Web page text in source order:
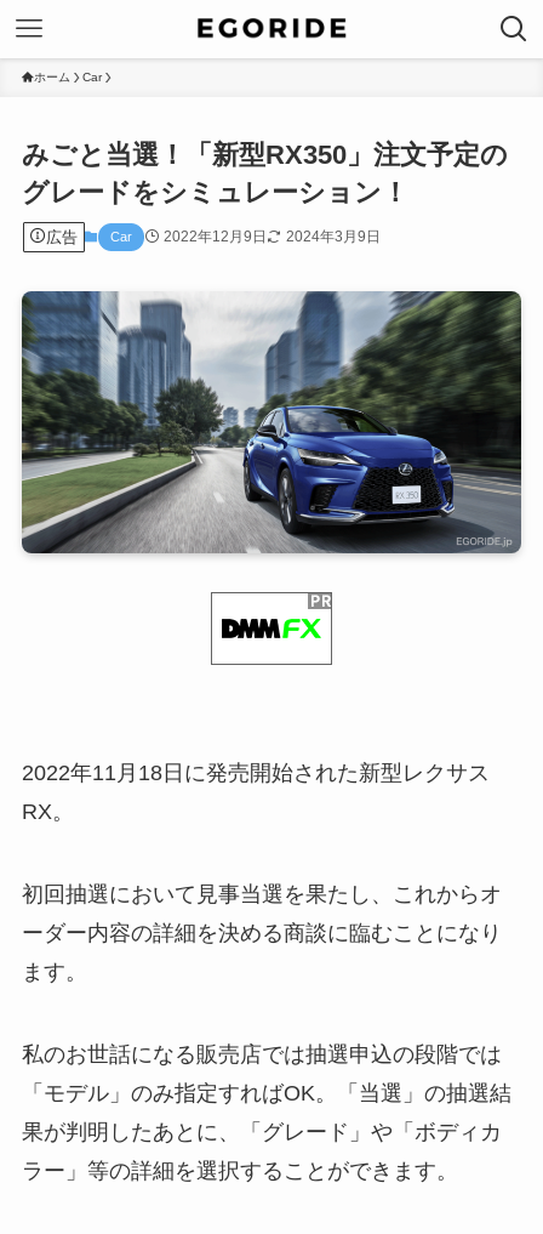
ホーム Car
みごと当選！「新型RX350」注文予定の
グレードをシミュレーション！
広告 Car 2022年12月9日 2024年3月9日
2022年11月18日に発売開始された新型レクサス
RX。
初回抽選において見事当選を果たし、これからオ
ーダー内容の詳細を決める商談に臨むことになり
ます。
私のお世話になる販売店では抽選申込の段階では
「モデル」のみ指定すればOK。「当選」の抽選結
果が判明したあとに、「グレード」や「ボディカ
ラー」等の詳細を選択することができます。